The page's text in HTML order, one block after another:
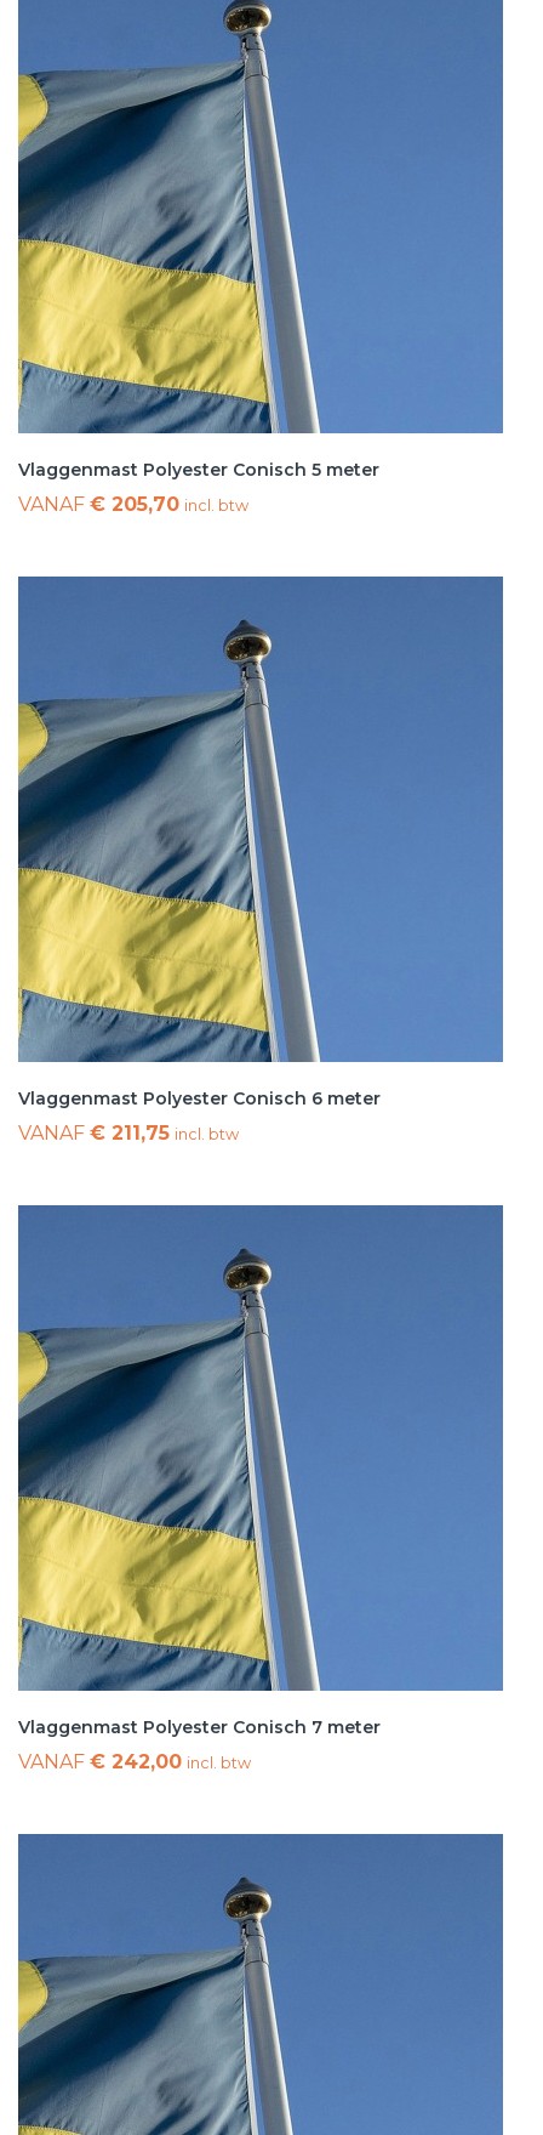
Vlaggenmast Polyester Conisch 5 meter
VANAF € 205,70 incl. btw
Vlaggenmast Polyester Conisch 6 meter
VANAF € 211,75 incl. btw
Vlaggenmast Polyester Conisch 7 meter
VANAF € 242,00 incl. btw